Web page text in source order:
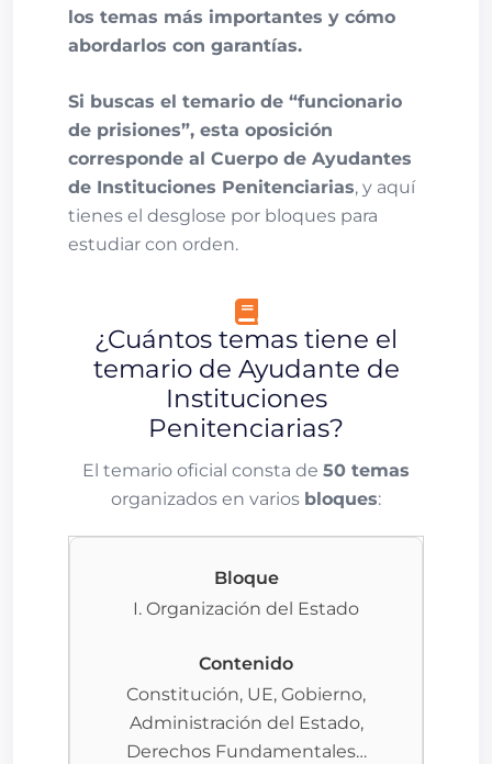
los temas más importantes y cómo
abordarlos con garantías.
Si buscas el temario de “funcionario
de prisiones”, esta oposición
corresponde al Cuerpo de Ayudantes
de Instituciones Penitenciarias, y aquí
tienes el desglose por bloques para
estudiar con orden.
¿Cuántos temas tiene el
temario de Ayudante de
Instituciones
Penitenciarias?
El temario oficial consta de 50 temas
organizados en varios bloques:
I. Organización del Estado
Constitución, UE, Gobierno,
Administración del Estado,
Derechos Fundamentales…